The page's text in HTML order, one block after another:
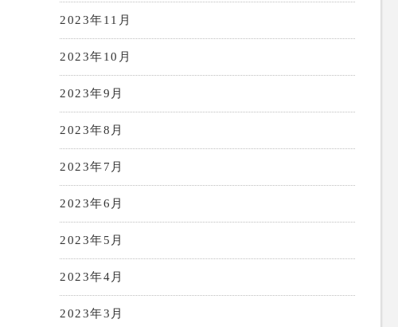
2023年11月
2023年10月
2023年9月
2023年8月
2023年7月
2023年6月
2023年5月
2023年4月
2023年3月